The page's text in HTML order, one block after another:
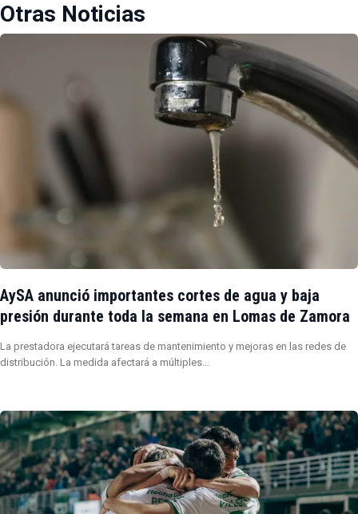
Otras Noticias
AySA anunció importantes cortes de agua y baja
presión durante toda la semana en Lomas de Zamora
La prestadora ejecutará tareas de mantenimiento y mejoras en las redes de
distribución. La medida afectará a múltiples…